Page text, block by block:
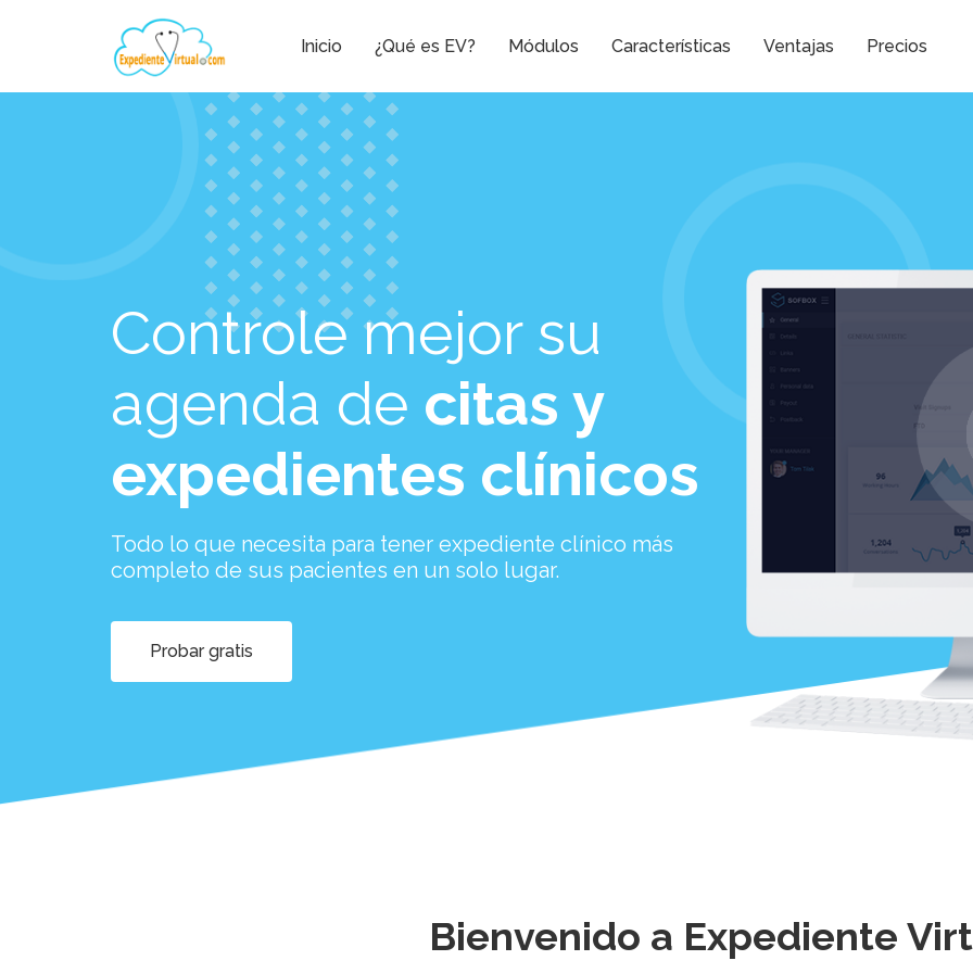
Inicio ¿Qué es EV? Módulos Características Ventajas Precios
Controle mejor su
agenda de citas y
expedientes clínicos
Todo lo que necesita para tener expediente clínico más
completo de sus pacientes en un solo lugar.
Probar gratis
Bienvenido a Expediente